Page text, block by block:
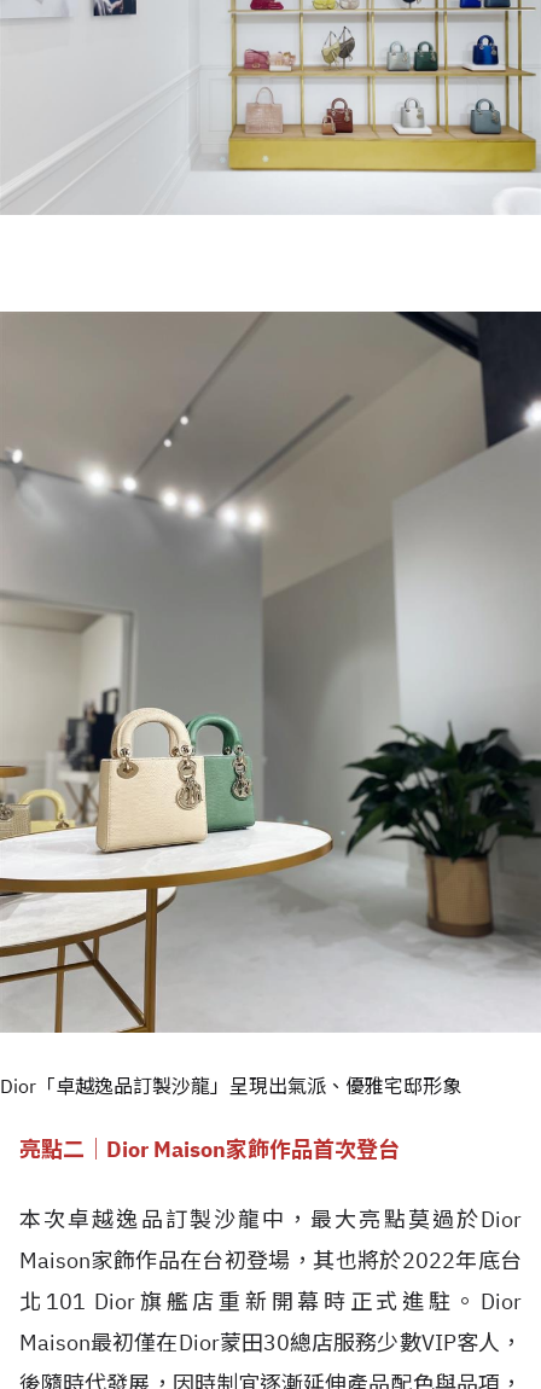
Dior「卓越逸品訂製沙龍」呈現出氣派、優雅宅邸形象
亮點二｜Dior Maison家飾作品首次登台
本次卓越逸品訂製沙龍中，最大亮點莫過於Dior
Maison家飾作品在台初登場，其也將於2022年底台
北101 Dior旗艦店重新開幕時正式進駐。Dior
Maison最初僅在Dior蒙田30總店服務少數VIP客人，